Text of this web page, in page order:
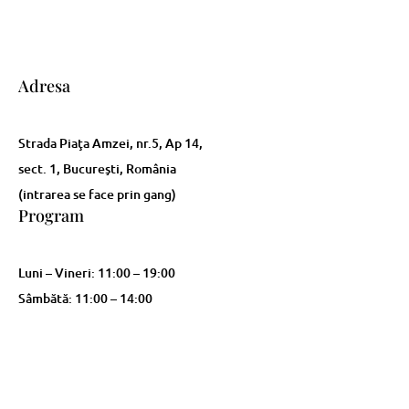
Adresa
Strada Piaţa Amzei, nr.5, Ap 14,
sect. 1, Bucureşti, România
(intrarea se face prin gang)
Program
Luni – Vineri: 11:00 – 19:00
Sâmbătă: 11:00 – 14:00